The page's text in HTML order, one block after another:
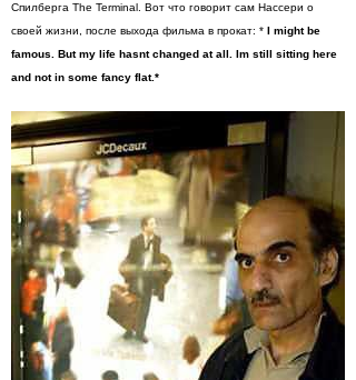
Спилберга The Terminal. Вот что говорит сам Нассери о
своей жизни, после выхода фильма в прокат: * I might be
famous. But my life hasnt changed at all. Im still sitting here
and not in some fancy flat.*